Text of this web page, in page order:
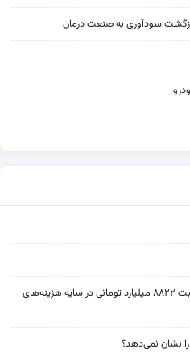
عملکرد متناقض بانک صادرات ؛ تراز مثبت ۸۸۲۲ میلیارد تومانی در سایه هزینه‌های
را نشان نمی‌دهد؟